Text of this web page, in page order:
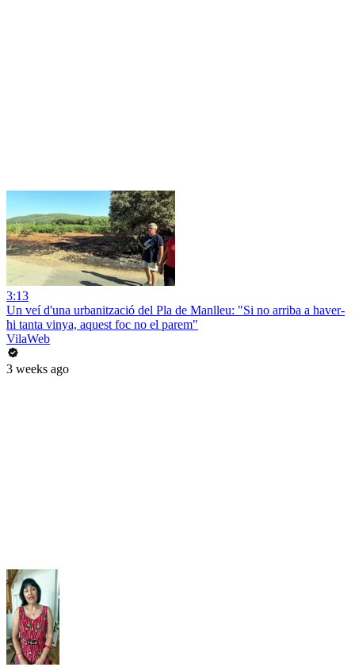
3:13
Un veí d'una urbanització del Pla de Manlleu: "Si no arriba a haver-
hi tanta vinya, aquest foc no el parem"
VilaWeb
3 weeks ago